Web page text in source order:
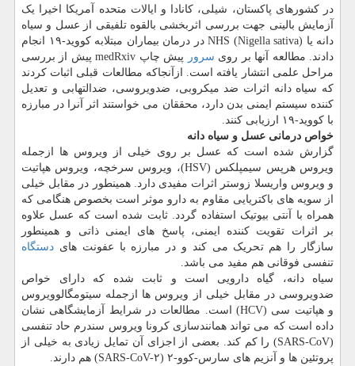
در کشورهای پاکستان، شیلی، کانادا و ایالات متحده آمریکا اخیرا یک
آزمایش بالینی جهت بررسی اثربخشی بالقوه تلفیقی از عسل و سیاه
دانه یا NHS (Nigella sativa) در درمان بیماران مبتلابه کووید-۱۹ انجام
دادند. مطالعه آنها بر روی سرور
پیش چاپ medRxiv پیش از بررسی
مراحل علمی انتشار یافته است. ازآنجاکه مطالعات قبلی اثبات کردند
که سیاه دانه اثرات ضد میکروبی، ضدویروسی، ضدالتهابی و تعدیل
کننده سیستم ایمنی بدن دارد، محققان می خواستند اثر آنرا در مبارزه
با کووید-۱۹ ارزیابی کنند.
خواص درمانی عسل و سیاه دانه
گزارش شده است که عسل بر روی خیلی از ویروس ها ازجمله
ویروس هرپس سیمپلکس (HSV)، ویروس سرخچه، ویروس هپاتیت
و ویروس واریسلا زوستر اثرات مفیدی دارد. همینطور در مقابل خیلی
از سویه های باکتریایی مقاوم به دارو موثر است بخصوص هنگامی که
همراه با آنتی بیوتیک استفاده گردد. ثابت شده است که عسل علاوه
بر اثرات تقویت کننده ایمنی، پاسخ های ایمنی ذاتی و همینطور
سازگار را هم تحریک می کند و در مبارزه با عفونت های دستگاه
تنفسی فوقانی هم مفید می باشد.
سیاه دانه، گیاه دارویی است و ثابت شده که دارای خواص
ضدویروسی در مقابل خیلی از ویروس ها ازجمله سیتومگالوویروس
و هپاتیت سی (HCV) است. مطالعات در شرایط آزمایشگاهی نشان
داده است که می تواند همانندسازی کرونا ویروس سندرم حاد تنفسی
(SARS-CoV) را کم کند. بعضی از اجزای آن تمایل زیادی به خیلی از
پروتئین ها و آنزیم های سارس-کوو-۲ (SARS-CoV-۲) هم دارند.